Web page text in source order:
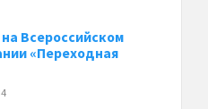
Всероссийском
«Переходная